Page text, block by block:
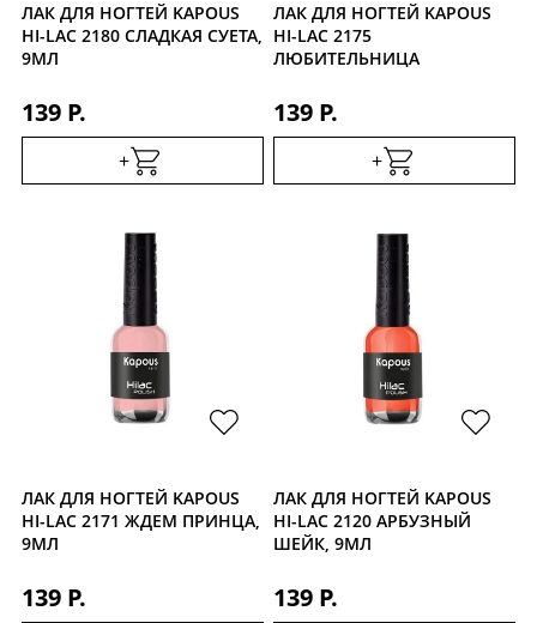
ЛАК ДЛЯ НОГТЕЙ KAPOUS
HI-LAC 2180 СЛАДКАЯ СУЕТА,
9МЛ
139 Р.
+
ЛАК ДЛЯ НОГТЕЙ KAPOUS
HI-LAC 2175
ЛЮБИТЕЛЬНИЦА
139 Р.
+
ЛАК ДЛЯ НОГТЕЙ KAPOUS
HI-LAC 2171 ЖДЕМ ПРИНЦА,
9МЛ
139 Р.
ЛАК ДЛЯ НОГТЕЙ KAPOUS
HI-LAC 2120 АРБУЗНЫЙ
ШЕЙК, 9МЛ
139 Р.